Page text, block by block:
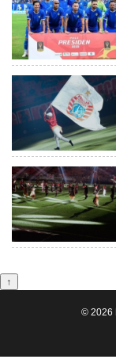
↑
© 2026